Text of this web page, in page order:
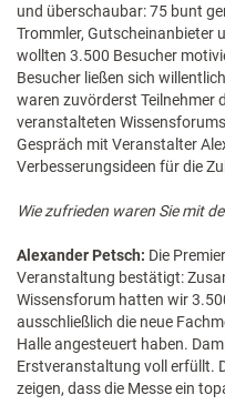
und überschaubar: 75 bunt
Trommler, Gutscheinanbieter
wollten 3.500 Besucher
Besucher ließen sich
waren zuvörderst Teilnehmer
veranstalteten
Gespräch mit Veranstalter
Verbesserungsideen für die
Wie zufrieden waren Sie mit
Alexander Petsch: Die
Veranstaltung bestätigt:
Wissensforum hatten wir
ausschließlich die neue
Halle angesteuert haben.
Erstveranstaltung voll erfüllt.
zeigen, dass die Messe ein